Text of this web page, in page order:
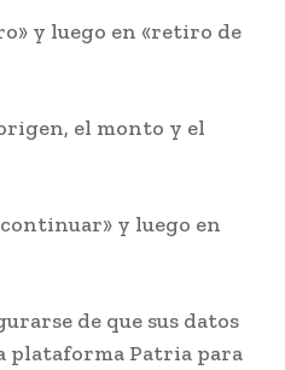
y luego en «retiro de
el monto y el
y luego en
de que sus datos
plataforma Patria para